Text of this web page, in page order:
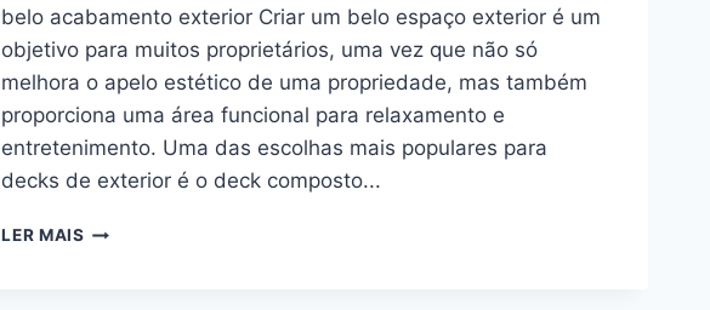
belo acabamento exterior Criar um belo espaço exterior é um
objetivo para muitos proprietários, uma vez que não só
melhora o apelo estético de uma propriedade, mas também
proporciona uma área funcional para relaxamento e
entretenimento. Uma das escolhas mais populares para
decks de exterior é o deck composto...
LER MAIS TÁBUAS